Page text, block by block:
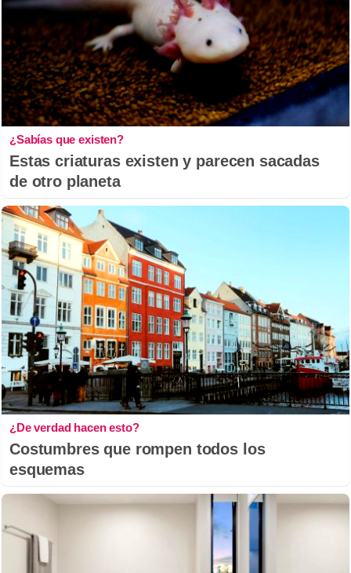
¿Sabías que existen?
Estas criaturas existen y parecen sacadas
de otro planeta
¿De verdad hacen esto?
Costumbres que rompen todos los
esquemas